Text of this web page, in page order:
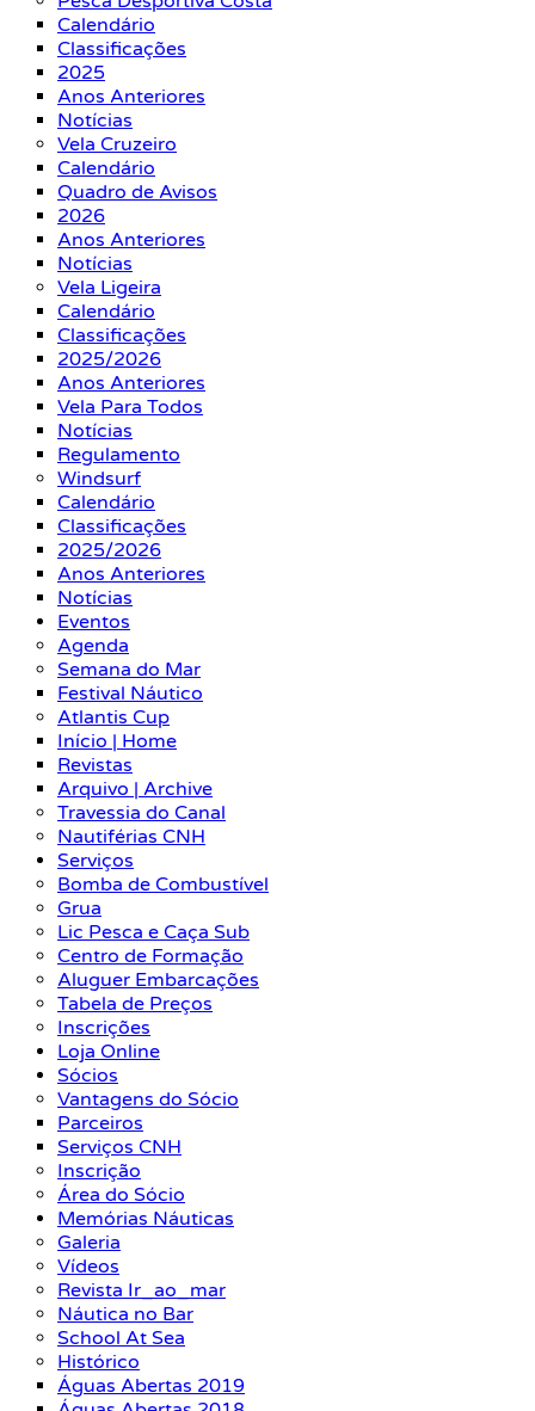
Calendário
Classificações
2025
Anos Anteriores
Notícias
Vela Cruzeiro
Calendário
Quadro de Avisos
2026
Anos Anteriores
Notícias
Vela Ligeira
Calendário
Classificações
2025/2026
Anos Anteriores
Vela Para Todos
Notícias
Regulamento
Windsurf
Calendário
Classificações
2025/2026
Anos Anteriores
Notícias
Eventos
Agenda
Semana do Mar
Festival Náutico
Atlantis Cup
Início | Home
Revistas
Arquivo | Archive
Travessia do Canal
Nautiférias CNH
Serviços
Bomba de Combustível
Grua
Lic Pesca e Caça Sub
Centro de Formação
Aluguer Embarcações
Tabela de Preços
Inscrições
Loja Online
Sócios
Vantagens do Sócio
Parceiros
Serviços CNH
Inscrição
Área do Sócio
Memórias Náuticas
Galeria
Vídeos
Revista Ir_ao_mar
Náutica no Bar
School At Sea
Histórico
Águas Abertas 2019